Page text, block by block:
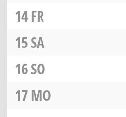
14FR
15SA
16SO
17MO